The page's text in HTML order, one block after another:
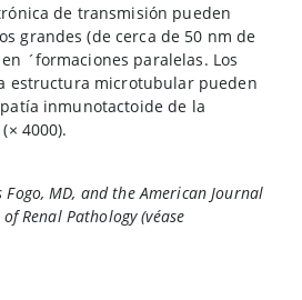
de transmisión pueden
grandes (de cerca de 50 nm de
´formaciones paralelas. Los
estructura microtubular pueden
inmunotactoide de la
× 4000).
Fogo, MD, and the American Journal
Renal Pathology(véase